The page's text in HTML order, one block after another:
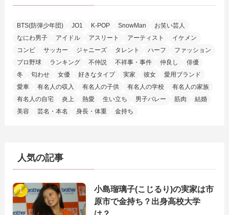
BTS(防弾少年団) JO1 K-POP SnowMan
お笑い芸人
なにわ男子
アイドル アスリート アーティスト
イケメン
コンビ
サッカー ジャニーズ タレント ハーフ
ファッション
プロ野球
ランキング 不仲説 不祥事・事件 仲良し
俳優
冬
匂わせ 女優 好きなタイプ 実家 彼女
愛用ブランド
愛車
有名人の収入 有名人の子供 有名人の学校
有名人の家族
有名人の自宅
炎上 熱愛 生い立ち 男子バレー 筋肉
結婚
美容
芸名・本名 身長・体重 金持ち
人気の記事
小島瑠璃子(こじるり)の実家は市
原市で金持ち？出身高校大学